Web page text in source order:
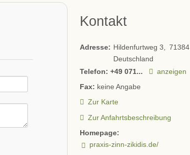
Kontakt
Adresse: Hildenfurtweg 3 71384
Deutschland
Telefon: +49 071...
anzeigen
Fax: keine Angabe
Zur Karte
Zur Anfahrtsbeschreibung
Homepage:
praxis-zinn-zikidis.de/